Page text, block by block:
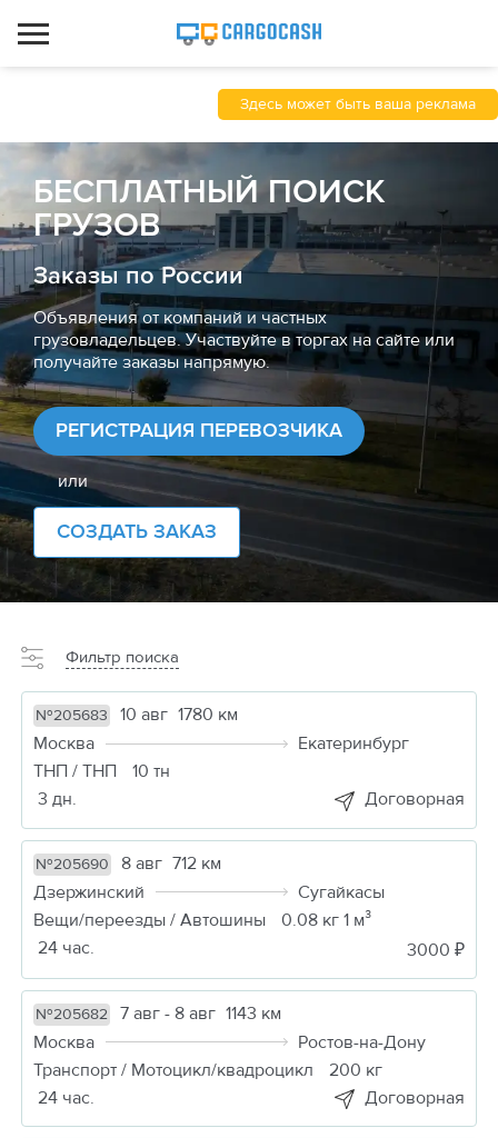
Здесь может быть ваша реклама
БЕСПЛАТНЫЙ ПОИСК
ГРУЗОВ
Заказы по России
Объявления от компаний и частных
грузовладельцев. Участвуйте в торгах на сайте или
получайте заказы напрямую.
РЕГИСТРАЦИЯ ПЕРЕВОЗЧИКА
или
СОЗДАТЬ ЗАКАЗ
Фильтр поиска
№205683 10 авг 1780 км
Москва
Екатеринбург
ТНП / ТНП
10 тн
3 дн.
Договорная
№205690 8 авг 712 км
Дзержинский
Сугайкасы
Вещи/переезды / Автошины
0.08 кг 1 м³
24 час.
3000 ₽
№205682 7 авг - 8 авг 1143 км
Москва
Ростов-на-Дону
Транспорт / Мотоцикл/квадроцикл
200 кг
24 час.
Договорная